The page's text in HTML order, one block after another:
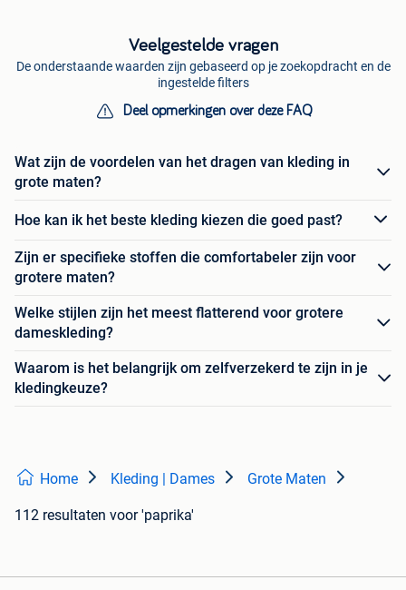
Veelgestelde vragen
De onderstaande waarden zijn gebaseerd op je zoekopdracht en de
ingestelde filters
Deel opmerkingen over deze FAQ
Wat zijn de voordelen van het dragen van kleding in
grote maten?
Hoe kan ik het beste kleding kiezen die goed past?
Zijn er specifieke stoffen die comfortabeler zijn voor
grotere maten?
Welke stijlen zijn het meest flatterend voor grotere
dameskleding?
Waarom is het belangrijk om zelfverzekerd te zijn in je
kledingkeuze?
Home Kleding | Dames Grote Maten
112 resultaten voor 'paprika'